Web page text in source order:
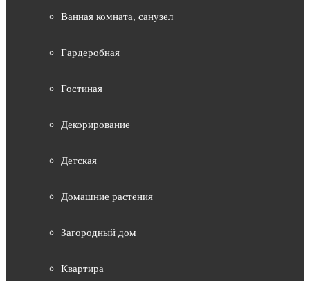
Ванная комната, санузел
Гардеробная
Гостиная
Декорирование
Детская
Домашние растения
Загородный дом
Квартира